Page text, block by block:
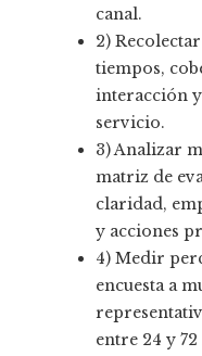
canal.
2)
tiempos,
interacción
servicio.
3) Analizar
matriz de
claridad,
y acciones
4) Medir
encuesta a
entre 24 y